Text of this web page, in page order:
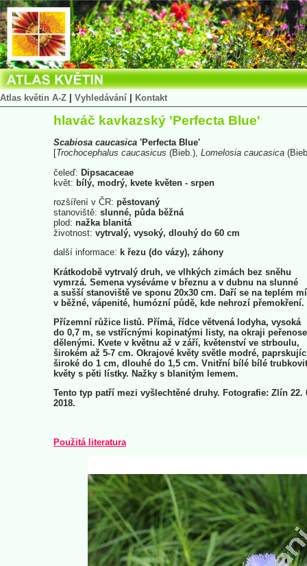
Atlas květin A-Z Vyhledávání Kontakt
hlaváč kavkazský 'Perfecta Blue'
Scabiosa caucasica 'Perfecta Blue'
[Trochocephalus caucasicus (Bieb.), Lomelosia caucasica
čeleď: Dipsacaceae
květ: bílý, modrý, kvete květen - srpen
rozšíření v ČR: pěstovaný
stanoviště: slunné, půda běžná
plod: nažka blanitá
životnost: vytrvalý, vysoký, dlouhý do 60 cm
další informace: k řezu (do vázy), záhony
Krátkodobě vytrvalý druh, ve vlhkých zimách bez sněhu
vymrzá. Semena vyséváme v březnu a v dubnu na slunné
a sušší stanoviště ve sponu 20x30 cm. Daří se na teplém
v běžné, vápenité, humózní půdě, kde nehrozí přemokření.
Přízemní růžice listů. Přímá, řídce větvená lodyha, vysoká
do 0,7 m, se vstřícnými kopinatými listy, na okraji
dělenými. Kvete v květnu až v září, květenství ve strboulu,
širokém až 5-7 cm. Okrajové květy světle modré,
široké do 1 cm, dlouhé do 1,5 cm. Vnitřní bílé bílé
květy s pěti lístky. Nažky s blanitým lemem.
Tento typ patří mezi vyšlechtěné druhy. Fotografie: Zlín 22.
2018.
Použitá literatura